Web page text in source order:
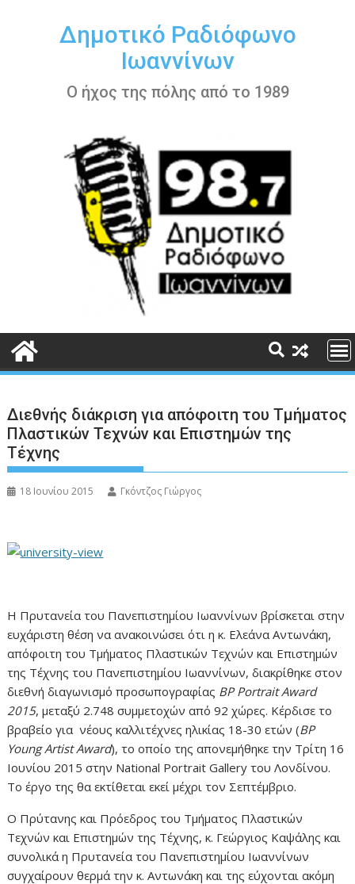
περιεχόμενοΔημοτικό Ραδιόφωνο
Ιωαννίνων
Ο ήχος της πόλης από το 1989
Διεθνής διάκριση για απόφοιτη του Τμήματος
Πλαστικών Τεχνών και Επιστημών της
Τέχνης
18 Ιουνίου 2015 Γκόντζος Γιώργος
Η Πρυτανεία του Πανεπιστημίου Ιωαννίνων βρίσκεται στην
ευχάριστη θέση να ανακοινώσει ότι η κ. Ελεάνα Αντωνάκη,
απόφοιτη του Τμήματος Πλαστικών Τεχνών και Επιστημών
της Τέχνης του Πανεπιστημίου Ιωαννίνων, διακρίθηκε στον
διεθνή διαγωνισμό προσωπογραφίας BP Portrait Award
2015, μεταξύ 2.748 συμμετοχών από 92 χώρες. Κέρδισε το
βραβείο για νέους καλλιτέχνες ηλικίας 18-30 ετών (BP
Young Artist Award), το οποίο της απονεμήθηκε την Τρίτη 16
Ιουνίου 2015 στην National Portrait Gallery του Λονδίνου.
Το έργο της θα εκτίθεται εκεί μέχρι τον Σεπτέμβριο.
Ο Πρύτανης και Πρόεδρος του Τμήματος Πλαστικών
Τεχνών και Επιστημών της Τέχνης, κ. Γεώργιος Καψάλης και
συνολικά η Πρυτανεία του Πανεπιστημίου Ιωαννίνων
συγχαίρουν θερμά την κ. Αντωνάκη και της εύχονται ακόμη